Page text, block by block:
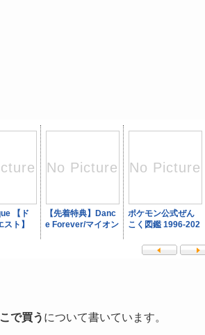
で買う について書いています。